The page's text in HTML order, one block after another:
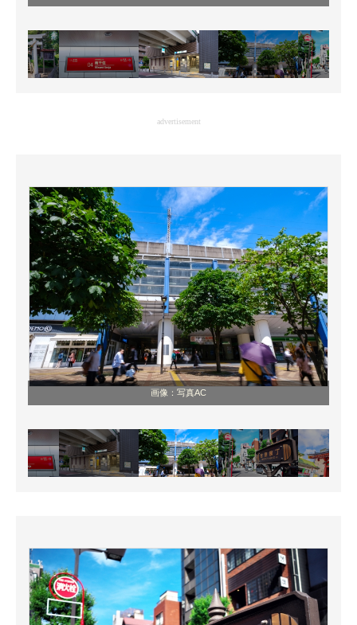
advertisement
画像：写真AC